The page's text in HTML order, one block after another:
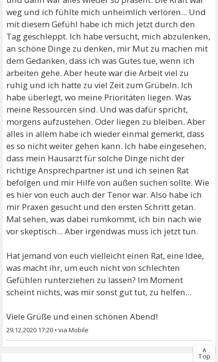
weg und ich fühlte mich unheimlich verloren... Und
mit diesem Gefühl habe ich mich jetzt durch den
Tag geschleppt. Ich habe versucht, mich abzulenken,
an schöne Dinge zu denken, mir Mut zu machen mit
dem Gedanken, dass ich was Gutes tue, wenn ich
arbeiten gehe. Aber heute war die Arbeit viel zu
ruhig und ich hatte zu viel Zeit zum Grübeln. Ich
habe überlegt, wo meine Prioritäten liegen. Was
meine Ressourcen sind. Und was dafür spricht,
morgens aufzustehen. Oder liegen zu bleiben. Aber
alles in allem habe ich wieder einmal gemerkt, dass
es so nicht weiter gehen kann. Ich habe eingesehen,
dass mein Hausarzt für solche Dinge nicht der
richtige Ansprechpartner ist und ich seinen Rat
befolgen und mir Hilfe von außen suchen sollte. Wie
es hier von euch auch der Tenor war. Also habe ich
mir Praxen gesucht und den ersten Schritt getan.
Mal sehen, was dabei rumkommt, ich bin nach wie
vor skeptisch... Aber irgendwas muss ich jetzt tun.
Hat jemand von euch vielleicht einen Rat, eine Idee,
was macht ihr, um euch nicht von schlechten
Gefühlen runterziehen zu lassen? Im Moment
scheint nichts, was mir sonst gut tut, zu helfen...
Viele Grüße und einen schönen Abend!
29.12.2020 17:20 •
∧
Top